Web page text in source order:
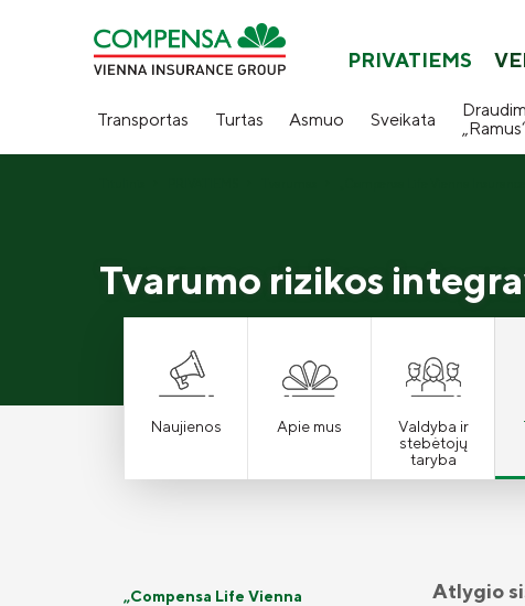
PRIVATIEMS
Transportas Turtas Asmuo Sveikata
Tvarumo rizikos
Naujienos Apie mus
Valdyba ir
stebėtojų
taryba
„Compensa Life Vienna
Atlygio